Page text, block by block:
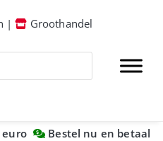
| Groothandel
euro
Bestel nu en betaal